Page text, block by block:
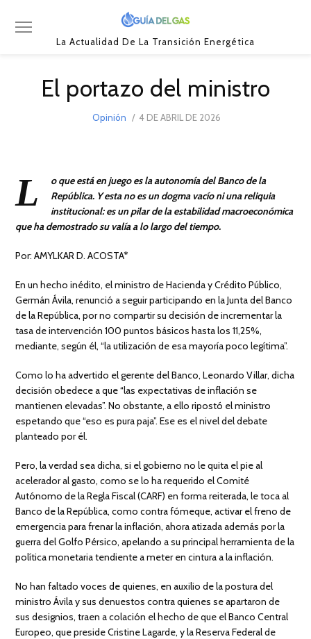
La Actualidad De La Transición Energética
El portazo del ministro
Opinión
POSTED
4 DE ABRIL DE 2026
L
o que está en juego es la autonomía del Banco de la
República. Y esta no es un dogma vacío ni una reliquia
institucional: es un pilar de la estabilidad macroeconómica
que ha demostrado su valía a lo largo del tiempo.
Por: AMYLKAR D. ACOSTA*
En un hecho inédito, el ministro de Hacienda y Crédito Público,
Germán Ávila, renunció a seguir participando en la Junta del Banco
de la República, por no compartir su decisión de incrementar la
tasa de intervención 100 puntos básicos hasta los 11,25%,
mediante, según él, “la utilización de esa mayoría poco legítima”.
Como lo ha advertido el gerente del Banco, Leonardo Villar, dicha
decisión obedece a que “las expectativas de inflación se
mantienen elevadas”. No obstante, a ello ripostó el ministro
espetando que “eso es pura paja”. Ese es el nivel del debate
planteado por él.
Pero, la verdad sea dicha, si el gobierno no le quita el pie al
acelerador al gasto, como se lo ha requerido el Comité
Autónomo de la Regla Fiscal (CARF) en forma reiterada, le toca al
Banco de la República, como contra fómeque, activar el freno de
emergencia para frenar la inflación, ahora atizada además por la
guerra del Golfo Pérsico, apelando a su principal herramienta de la
política monetaria tendiente a meter en cintura a la inflación.
No han faltado voces de quienes, en auxilio de la postura del
ministro Ávila y sus denuestos contra quienes se apartaron de
sus designios, traen a colación el hecho de que el Banco Central
Europeo, que preside Cristine Lagarde, y la Reserva Federal de